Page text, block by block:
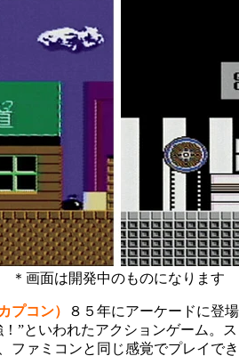
画面は開発中のものになります
プコン）
８５年にアーケードに登場
”といわれたアクションゲーム。ス
ファミコンと同じ感覚でプレイでき